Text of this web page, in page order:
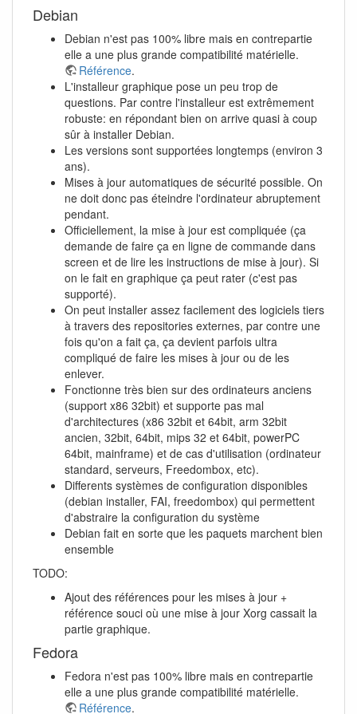
Debian
Debian n'est pas 100% libre mais en contrepartie
elle a une plus grande compatibilité matérielle.
Référence.
L'installeur graphique pose un peu trop de
questions. Par contre l'installeur est extrêmement
robuste: en répondant bien on arrive quasi à coup
sûr à installer Debian.
Les versions sont supportées longtemps (environ 3
ans).
Mises à jour automatiques de sécurité possible. On
ne doit donc pas éteindre l'ordinateur abruptement
pendant.
Officiellement, la mise à jour est compliquée (ça
demande de faire ça en ligne de commande dans
screen et de lire les instructions de mise à jour). Si
on le fait en graphique ça peut rater (c'est pas
supporté).
On peut installer assez facilement des logiciels tiers
à travers des repositories externes, par contre une
fois qu'on a fait ça, ça devient parfois ultra
compliqué de faire les mises à jour ou de les
enlever.
Fonctionne très bien sur des ordinateurs anciens
(support x86 32bit) et supporte pas mal
d'architectures (x86 32bit et 64bit, arm 32bit
ancien, 32bit, 64bit, mips 32 et 64bit, powerPC
64bit, mainframe) et de cas d'utilisation (ordinateur
standard, serveurs, Freedombox, etc).
Differents systèmes de configuration disponibles
(debian installer, FAI, freedombox) qui permettent
d'abstraire la configuration du système
Debian fait en sorte que les paquets marchent bien
ensemble
TODO:
Ajout des références pour les mises à jour +
référence souci où une mise à jour Xorg cassait la
partie graphique.
Fedora
Fedora n'est pas 100% libre mais en contrepartie
elle a une plus grande compatibilité matérielle.
Référence.